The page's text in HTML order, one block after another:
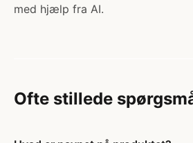
med hjælp fra AI.
Ofte stillede